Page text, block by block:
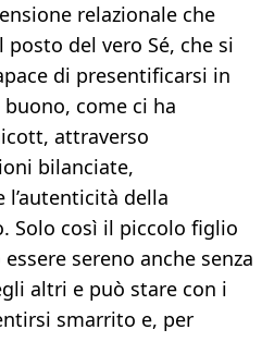
relazionale che
del vero Sé, che si
di presentificarsi in
come ci ha
attraverso
bilanciate,
l’autenticità della
Solo così il piccolo figlio
sereno anche senza
altri e può stare con i
smarrito e, per